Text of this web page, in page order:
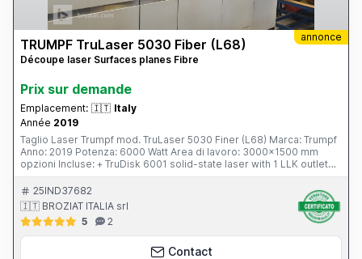
annonce
TRUMPF TruLaser 5030 Fiber (L68)
Découpe laser Surfaces planes Fibre
Prix ​​sur demande
Emplacement: 🇮🇹 Italy
Année 2019
Taglio Laser Trumpf mod. TruLaser 5030 Finer (L68) Marca: Trumpf
Anno: 2019 Potenza: 6000 Watt Area di lavoro: 3000x1500 mm
opzioni Incluse: + TruDisk 6001 solid-state laser with 1 LLK outlet
(includes BrightLine fiber, high-speed cutting package and fusion
cutting performance package) + Nozzle changer + High-speed Eco
cutting package + Copper cutting package + Brass cutting package
+ Wide cross conveyor belt with tipping container (left) + Integrated
camera 1 + Door window on the left + Cleaning brush + DetectLine +
Drop&Cut + Wireless Operation Point
25IND37682
🇮🇹 BROZIAT ITALIA srl
5
2
Contact